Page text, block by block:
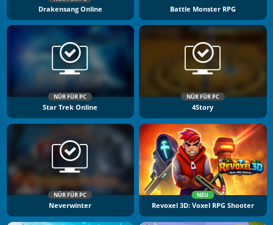
Drakensang Online Battle Monster RPG
NÜR FÜR PC
Star Trek Online
NÜR FÜR PC
4Story
NÜR FÜR PC
Neverwinter
NEU
Revoxel 3D: Voxel RPG Shooter